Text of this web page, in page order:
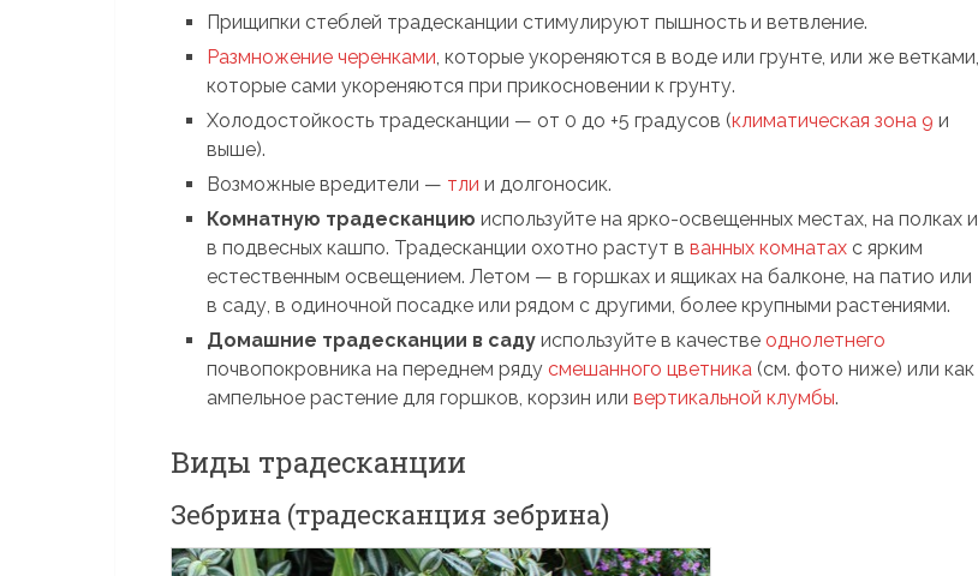
Прищипки стеблей традесканции стимулируют пышность и ветвление.
Размножение черенками , которые укореняются в воде или грунте, или же ветками,
которые сами укореняются при прикосновении к грунту.
Холодостойкость традесканции — от 0 до +5 градусов (климатическая зона 9 и
выше).
Возможные вредители — тли и долгоносик.
Комнатную традесканцию используйте на ярко-освещенных местах, на полках и
в подвесных кашпо. Традесканции охотно растут вванных комнатах с ярким
естественным освещением. Летом — в горшках и ящиках на балконе, на патио или
в саду, в одиночной посадке или рядом с другими, более крупными растениями.
Домашние традесканции в садуиспользуйте в качествеоднолетнего
почвопокровника на переднем рядусмешанного цветника (см. фото ниже) или как
ампельное растение для горшков, корзин иливертикальной клумбы.
Виды традесканции
Зебрина (традесканция зебрина)